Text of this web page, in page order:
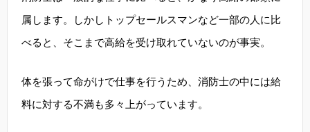
属します。しかしトップセールスマンなど一部の人に比
べると、そこまで高給を受け取れていないのが事実。
体を張って命がけで仕事を行うため、消防士の中には給
料に対する不満も多々上がっています。